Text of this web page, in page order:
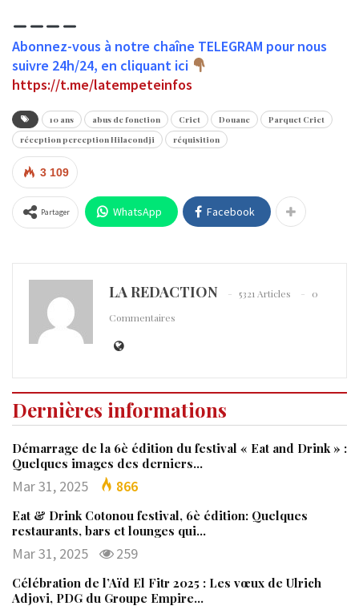
Abonnez-vous à notre chaîne TELEGRAM pour nous
suivre 24h/24, en cliquant ici
https://t.me/latempeteinfos
10 ans abus de fonction Criet Douane
Parquet Criet
réception perception Hilacondji
réquisition
3 109
Partager WhatsApp Facebook
LA REDACTION 5321 Articles
0
Commentaires
Dernières informations
Démarrage de la 6è édition du festival « Eat and Drink » :
Quelques images des derniers…
Mar 31, 2025 866
Eat & Drink Cotonou festival, 6è édition: Quelques
restaurants, bars et lounges qui…
Mar 31, 2025 259
Célébration de l’Aïd El Fitr 2025 : Les vœux de Ulrich
Adjovi, PDG du Groupe Empire…